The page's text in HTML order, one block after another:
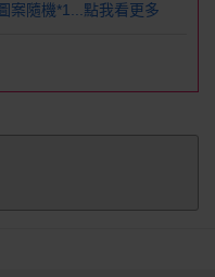
案隨機*1...點我看更多